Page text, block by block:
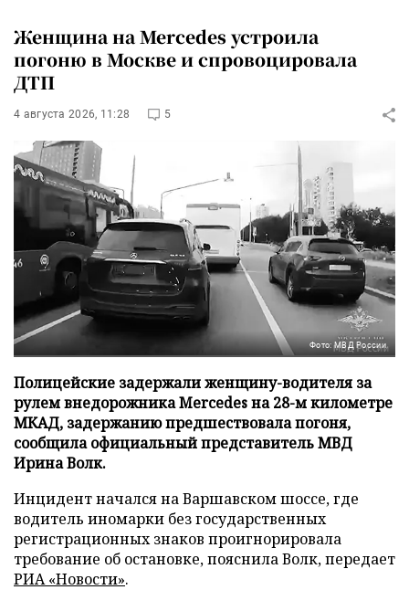
Женщина на Mercedes устроила
погоню в Москве и спровоцировала
ДТП
4 августа 2026, 11:28 5
Фото: МВД России
Полицейские задержали женщину-водителя за
рулем внедорожника Mercedes на 28-м километре
МКАД, задержанию предшествовала погоня,
сообщила официальный представитель МВД
Ирина Волк.
Инцидент начался на Варшавском шоссе, где
водитель иномарки без государственных
регистрационных знаков проигнорировала
требование об остановке, пояснила Волк, передает
РИА «Новости».